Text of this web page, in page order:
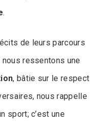
.
de leurs parcours
ressentons une
, bâtie sur le respect
nous rappelle
sport; c’est une